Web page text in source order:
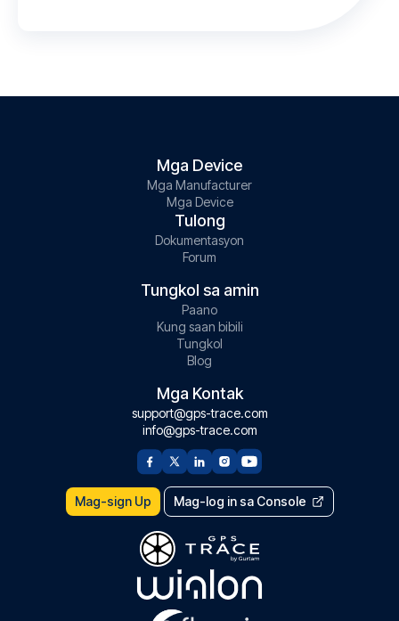
Mga Device
Mga Manufacturer
Mga Device
Tulong
Dokumentasyon
Forum
Tungkol sa amin
Paano
Kung saan bibili
Tungkol
Blog
Mga Kontak
support@gps-trace.com
info@gps-trace.com
Mag-sign Up Mag-log in sa Console